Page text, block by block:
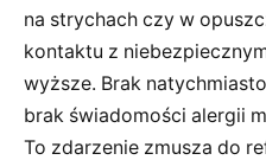
na strychach czy w
kontaktu z
wyższe. Brak
brak świadomości alergii
To zdarzenie zmusza do